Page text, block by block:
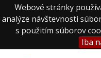
Webové stránky
analýze návštevnosti
s použitím súborov
Iba